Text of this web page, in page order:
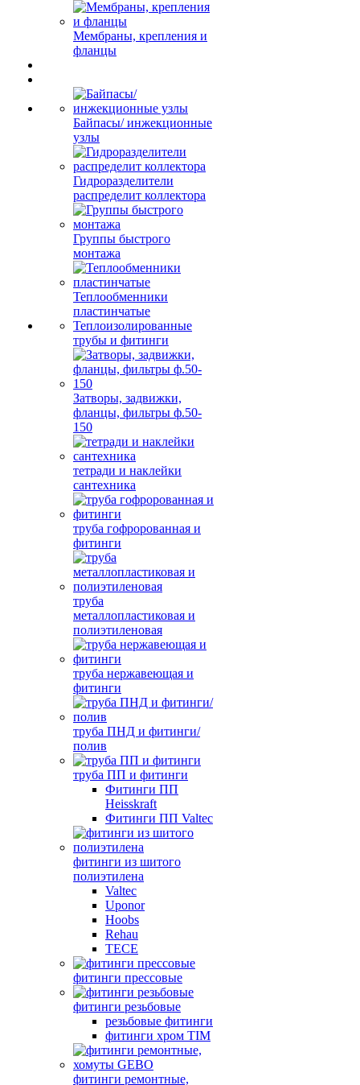
Мембраны, крепления и
фланцы
Байпасы/ инжекционные
узлы
Гидроразделители
распределит коллектора
Группы быстрого
монтажа
Теплообменники
пластинчатые
Теплоизолированные
трубы и фитинги
Затворы, задвижки,
фланцы, фильтры ф.50-
150
тетради и наклейки
сантехника
труба гофророванная и
фитинги
труба
металлопластиковая и
полиэтиленовая
труба нержавеющая и
фитинги
труба ПНД и фитинги/
полив
труба ПП и фитинги
Фитинги ПП
Heisskraft
Фитинги ПП Valtec
фитинги из шитого
полиэтилена
Valtec
Uponor
Hoobs
Rehau
TECE
фитинги прессовые
фитинги резьбовые
резьбовые фитинги
фитинги хром TIM
фитинги ремонтные,